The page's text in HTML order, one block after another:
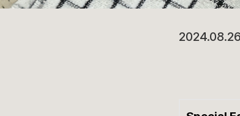
2024.08.26